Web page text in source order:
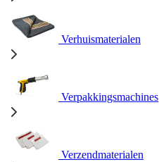
Verhuismaterialen
Verpakkingsmachines
Verzendmaterialen